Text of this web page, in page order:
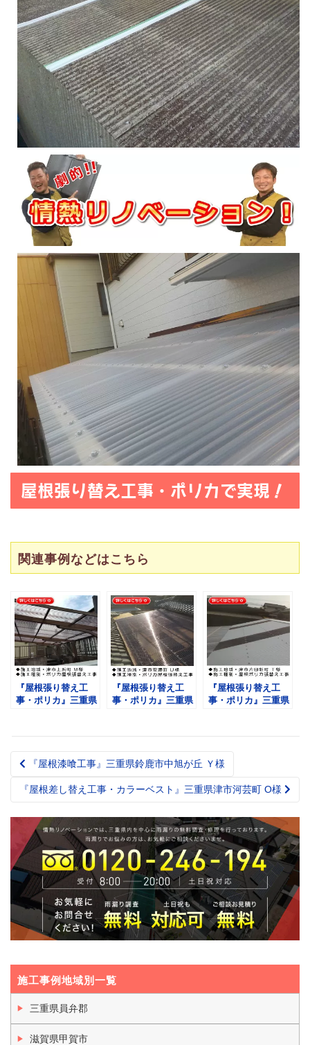
屋根張り替え工事・ポリカで実現！
関連事例などはこちら
『屋根張り替え工
事・ポリカ』三重県
『屋根張り替え工
事・ポリカ』三重県
『屋根張り替え工
事・ポリカ』三重県
Post
navigation
『屋根漆喰工事』三重県鈴鹿市中旭が丘 Ｙ様
『屋根差し替え工事・カラーベスト』三重県津市河芸町 O様
施工事例地域別一覧
三重県員弁郡
滋賀県甲賀市